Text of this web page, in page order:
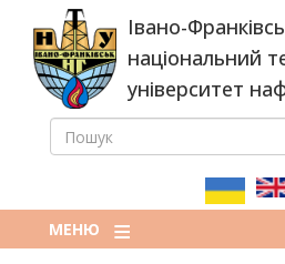
основного
вмісту
Івано-
національний
університет
ПОШУКОВА
ПОШУК
МЕНЮ